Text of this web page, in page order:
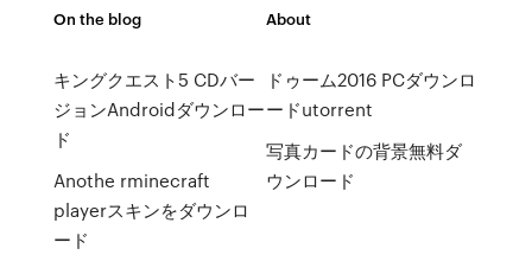
On the blog
キングクエスト5 CDバー
ジョンAndroidダウンロー
ド
Anothe rminecraft
playerスキンをダウンロ
ード
About
ドゥーム2016 PCダウンロ
ードutorrent
写真カードの背景無料ダ
ウンロード